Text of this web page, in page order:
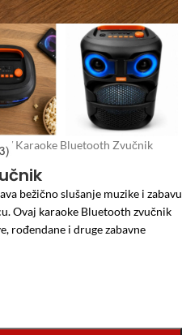
/ Karaoke Bluetooth Zvučnik
bežično slušanje muzike i zabavu
Ovaj karaoke Bluetooth zvučnik
rođendane i druge zabavne